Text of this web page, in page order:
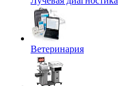
Ветеринария